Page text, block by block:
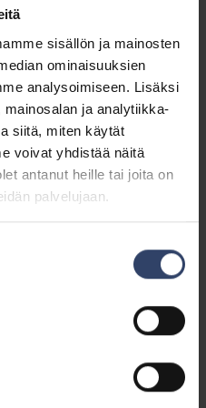
sisällön ja mainosten
ominaisuuksien
analysoimiseen. Lisäksi
ja analytiikka-
siitä, miten käytät
voivat yhdistää näitä
antanut heille tai joita on
palvelujaan.
saivat korkeimman
miekoin. Kuva MPK
erittäin aktiivisesti ja
ja sen kehittämisen
vuosina
haastavan
onnistuen työssään